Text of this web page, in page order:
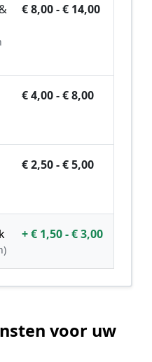
€ 8,00 - € 14,00
€ 4,00 - € 8,00
€ 2,50 - € 5,00
+ € 1,50 - € 3,00
voor uw